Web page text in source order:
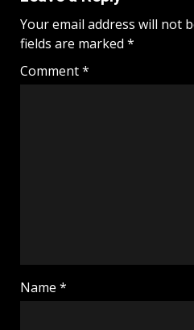
Your email address will not
fields are marked *
Comment*
Name *